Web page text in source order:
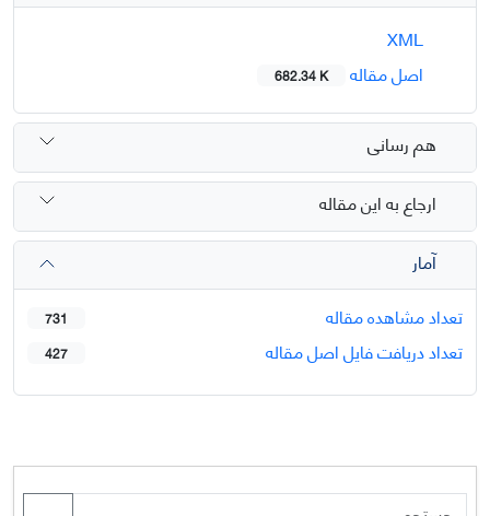
اصل مقاله
682.34 K
هم رسانی
ارجاع به این مقاله
آمار
تعداد مشاهده مقاله
731
تعداد دریافت فایل اصل مقاله 427